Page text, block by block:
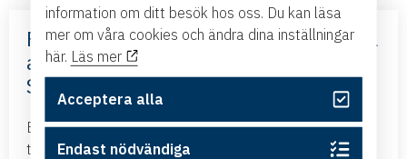
Frihandelsavtalet med Mercosur – nya
affärsmöjligheter – med Business
Sweden
Business Swedens kontor i Brasilien och Argentina
tillsammans med ambassadören i Brasilien kommer till
information om ditt besök hos oss. Du kan läsa
mer om våra cookies och ändra dina inställningar
här. Läs mer
Acceptera alla
Endast nödvändiga